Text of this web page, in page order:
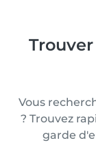
Vous
? Trouvez
garde